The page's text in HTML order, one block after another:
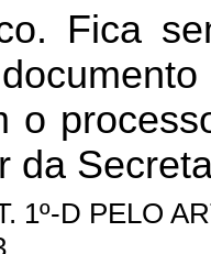
Fica
o
da
1º-D PELO